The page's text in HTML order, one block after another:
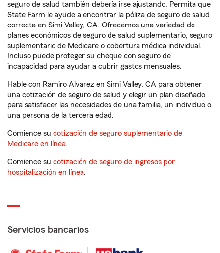
seguro de salud también debería irse ajustando. Permita que
State Farm le ayude a encontrar la póliza de seguro de salud
correcta en Simi Valley, CA. Ofrecemos una variedad de
planes económicos de seguro de salud suplementario, seguro
suplementario de Medicare o cobertura médica individual.
Incluso puede proteger su cheque con seguro de
incapacidad para ayudar a cubrir gastos mensuales.
Hable con Ramiro Alvarez en Simi Valley, CA para obtener
una cotización de seguro de salud y elegir un plan diseñado
para satisfacer las necesidades de una familia, un individuo o
una persona de la tercera edad.
Comience su cotización de seguro suplementario de
Medicare en línea.
Comience su cotización de seguro de ingresos por
hospitalización en línea.
Servicios bancarios